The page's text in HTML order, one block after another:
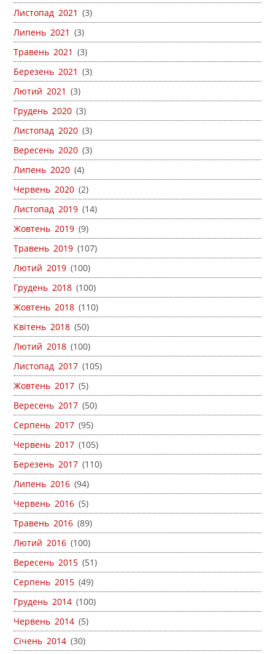
Листопад 2021 (3)
Липень 2021 (3)
Травень 2021 (3)
Березень 2021 (3)
Лютий 2021 (3)
Грудень 2020 (3)
Листопад 2020 (3)
Вересень 2020 (3)
Липень 2020 (4)
Червень 2020 (2)
Листопад 2019 (14)
Жовтень 2019 (9)
Травень 2019 (107)
Лютий 2019 (100)
Грудень 2018 (100)
Жовтень 2018 (110)
Квітень 2018 (50)
Лютий 2018 (100)
Листопад 2017 (105)
Жовтень 2017 (5)
Вересень 2017 (50)
Серпень 2017 (95)
Червень 2017 (105)
Березень 2017 (110)
Липень 2016 (94)
Червень 2016 (5)
Травень 2016 (89)
Лютий 2016 (100)
Вересень 2015 (51)
Серпень 2015 (49)
Грудень 2014 (100)
Червень 2014 (5)
Січень 2014 (30)